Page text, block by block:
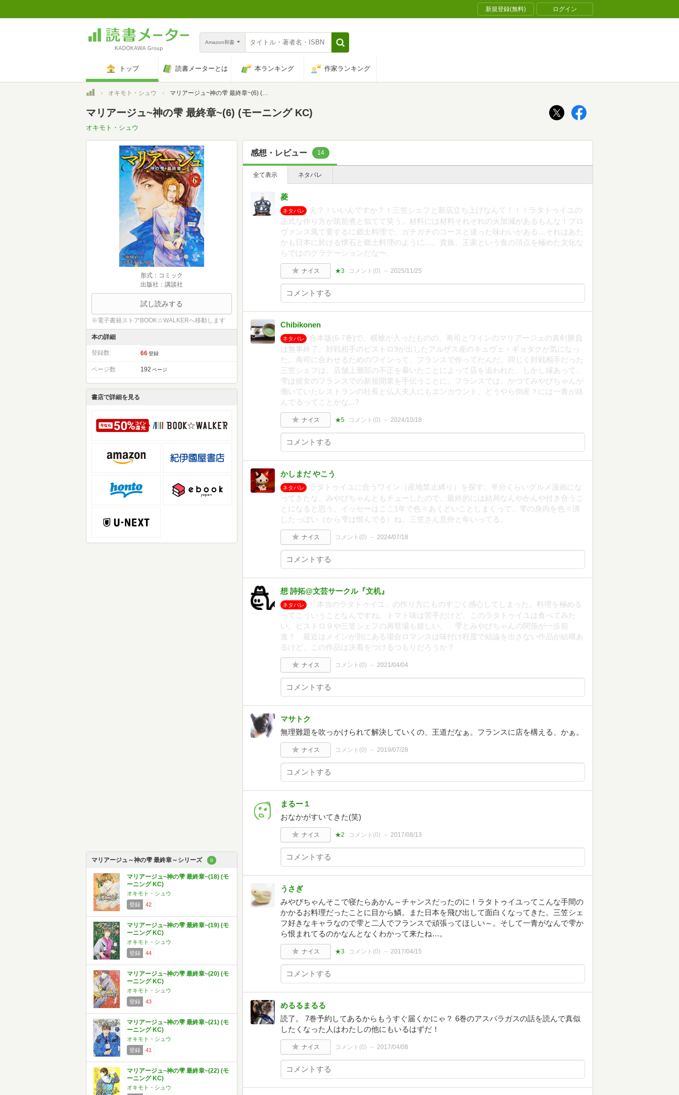
新規登録(無料) ログイン
Amazon和書
トップ 読書メーターとは 本ランキング 作家ランキング
トップオキモト・シュウ マリアージュ~神の雫 最終章~(6) (モーニング KC)
マリアージュ~神の雫 最終章~(6) (モーニング KC)
オキモト・シュウ
形式：コミック
出版社：講談社
試し読みする
※電子書籍ストアBOOK☆WALKERへ移動します
本の詳細
登録数 66 登録
ページ数 192 ページ
書店で詳細を見る
マリアージュ～神の雫 最終章～シリーズ 8
マリアージュ~神の雫 最終章~(18) (モ
ーニング KC)
オキモト・シュウ
登録
42
マリアージュ~神の雫 最終章~(19) (モ
ーニング KC)
オキモト・シュウ
登録
44
マリアージュ~神の雫 最終章~(20) (モ
ーニング KC)
オキモト・シュウ
登録
43
マリアージュ~神の雫 最終章~(21) (モ
ーニング KC)
オキモト・シュウ
登録
41
マリアージュ~神の雫 最終章~(22) (モ
ーニング KC)
オキモト・シュウ
感想・レビュー 14
全て表示 ネタバレ
菱
ネタバレ
え？！いいんですか？！三笠シェフと新店立ち上げなんて！！！ラタトゥイユの
正式な作り方が筑前煮と似てて笑う。材料には材料それぞれの火加減があるもんな！プロ
ヴァンス風て要するに郷土料理で、ガチガチのコースと違った味わいがある…それはあた
かも日本に於ける懐石と郷土料理のように…。貴族、王家という食の頂点を極めた文化な
らではのグラデーションだな〜。
ナイス ★3 コメント(0) 2025/11/25
Chibikonen
ネタバレ
合本版(6-7巻)で。横槍が入ったものの、寿司とワインのマリアージュの真剣勝負
は無事終了。対戦相手のビストロ9が出したアルザス産のキュヴェ・ギョタクが気になっ
た。寿司に合わせるためのワインって、フランスで作ってたんだ。同じく対戦相手だった
三笠シェフは、店舗上層部の不正を暴いたことによって店を追われた。しかし縁あって、
雫は彼女のフランスでの新規開業を手伝うことに。フランスでは、かつてみやびちゃんが
働いていたレストランの社長と仏人夫人にもエンカウント。どうやら倒産？には一青が絡
んでるってことかな...?
ナイス ★5 コメント(0) 2024/10/18
かしまだ やこう
ネタバレ
ラタトゥイユに合うワイン（産地禁止縛り）を探す。半分くらいグルメ漫画にな
ってきたな。みやびちゃんともチューしたので、最終的には結局なんやかんや付き合うこ
とになると思う。イッセーはここ1年で色々あくどいことしまくって、雫の身内を色々潰
したっぽい（から雫は恨んでる）ね。三笠さん意外と年いってる。
ナイス コメント(0) 2024/07/18
想 詩拓@文芸サークル『文机』
ネタバレ
「本当のラタトゥイユ」の作り方にものすごく感心してしまった。料理を極める
ってこういうことなんですね。トマト味は苦手だけど、このラタトゥイユは食べてみた
い。ビストロ９や三笠シェフの再登場も嬉しい。 雫とみやびちゃんの関係が一歩前
進？ 最近はメインが別にある場合ロマンスは味付け程度で結論を出さない作品が結構あ
るけど、この作品は決着をつけるつもりだろうか？
ナイス コメント(0) 2021/04/04
マサトク
無理難題を吹っかけられて解決していくの、王道だなぁ。フランスに店を構える、かぁ。
ナイス コメント(0) 2019/07/28
まるー１
おなかがすいてきた(笑)
ナイス ★2 コメント(0) 2017/08/13
うさぎ
みやびちゃんそこで寝たらあかん～チャンスだったのに！ラタトゥイユってこんな手間の
かかるお料理だったことに目から鱗。また日本を飛び出して面白くなってきた。三笠シェ
フ好きなキャラなので雫と二人でフランスで頑張ってほしい～。そして一青がなんで雫か
ら恨まれてるのかなんとなくわかって来たね…。
ナイス ★3 コメント(0) 2017/04/15
めるるまるる
読了。 7巻予約してあるからもうすぐ届くかにゃ？ 6巻のアスパラガスの話を読んで真似
したくなった人はわたしの他にもいるはずだ！
ナイス コメント(0) 2017/04/08